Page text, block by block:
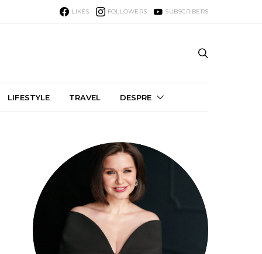
LIKES FOLLOWERS SUBSCRIBERS
LIFESTYLE TRAVEL DESPRE